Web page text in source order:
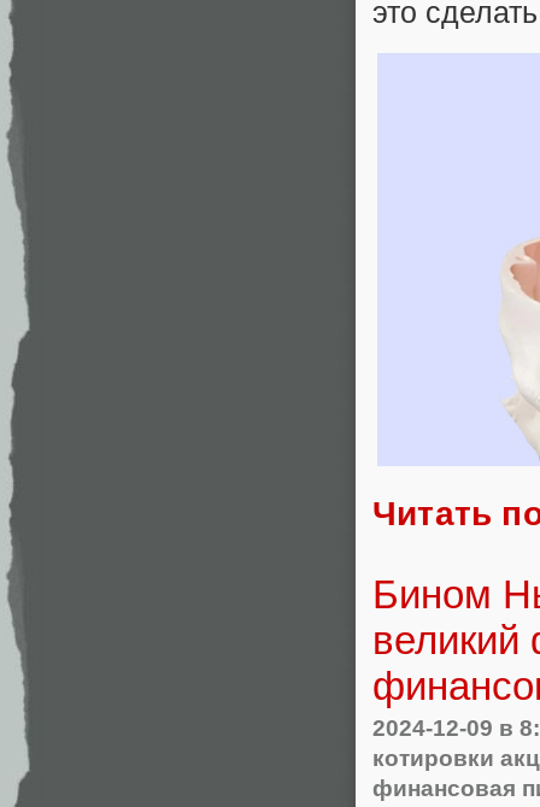
это
Читать
Бином
великий
2024-12-09 в
котировки
финансовая